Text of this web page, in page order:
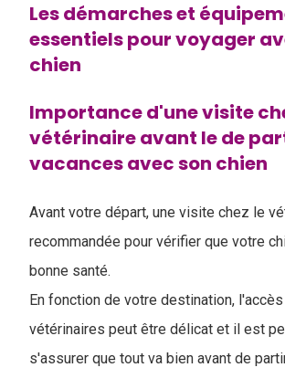
Les démarches et
essentiels pour voyager
chien
Importance d'une visite
vétérinaire avant le de
vacances avec son chien
Avant votre départ, une visite chez le
recommandée pour vérifier que votre
bonne santé.
En fonction de votre destination,
vétérinaires peut être délicat et il est
s'assurer que tout va bien avant de